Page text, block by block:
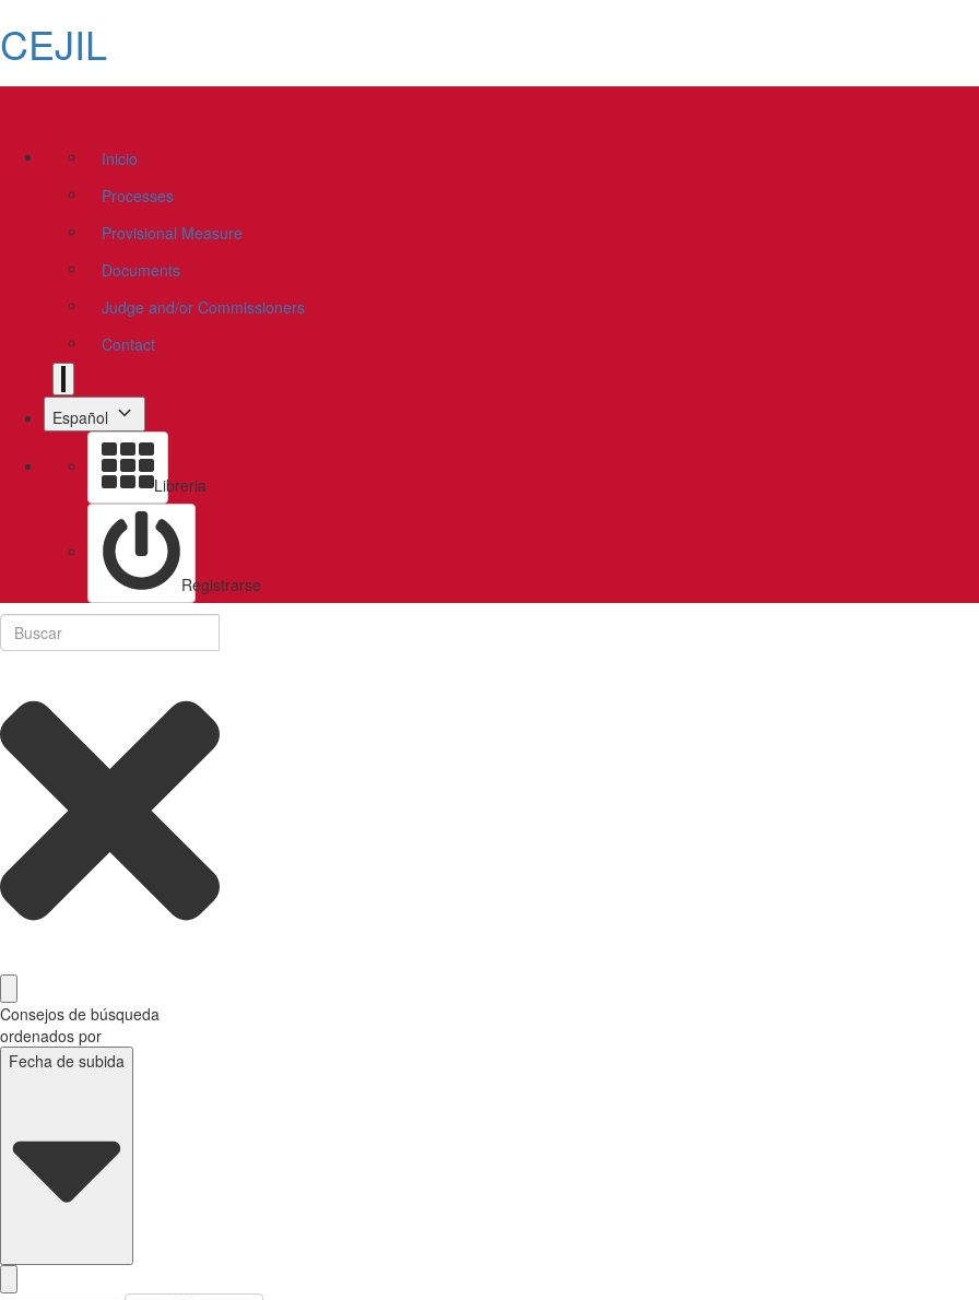
CEJIL
Inicio
Processes
Provisional Measure
Documents
Judge and/or Commissioners
Contact
Español
Libreria
Registrarse
Consejos de búsqueda
ordenados por
Fecha de subida